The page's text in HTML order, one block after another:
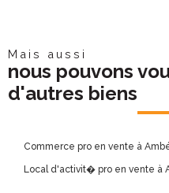
Mais aussi
nous pouvons
d'autres biens
Commerce pro en vente à
Local d'activit� pro en vente à